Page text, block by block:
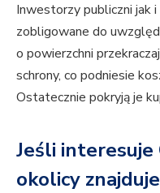
Inwestorzy publiczni jak
zobligowane do
o powierzchni
schrony, co podniesie
Ostatecznie pokryją je
Jeśli interesuje
okolicy